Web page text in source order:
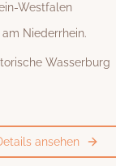
Westfalen
Niederrhein.
Wasserburg
ansehen